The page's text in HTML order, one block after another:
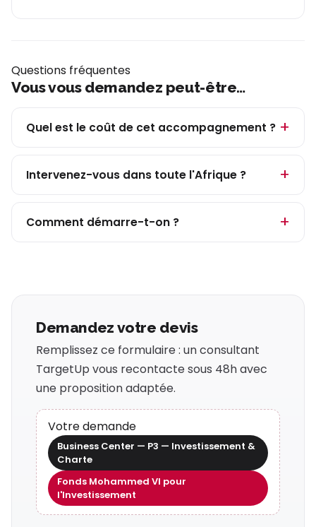
Questions fréquentes
Vous vous demandez peut-être…
Quel est le coût de cet accompagnement ?
Intervenez-vous dans toute l'Afrique ?
Comment démarre-t-on ?
Demandez votre devis
Remplissez ce formulaire : un consultant
TargetUp vous recontacte sous 48h avec
une proposition adaptée.
Votre demande
Business Center — P3 — Investissement &
Charte
Fonds Mohammed VI pour
l'Investissement